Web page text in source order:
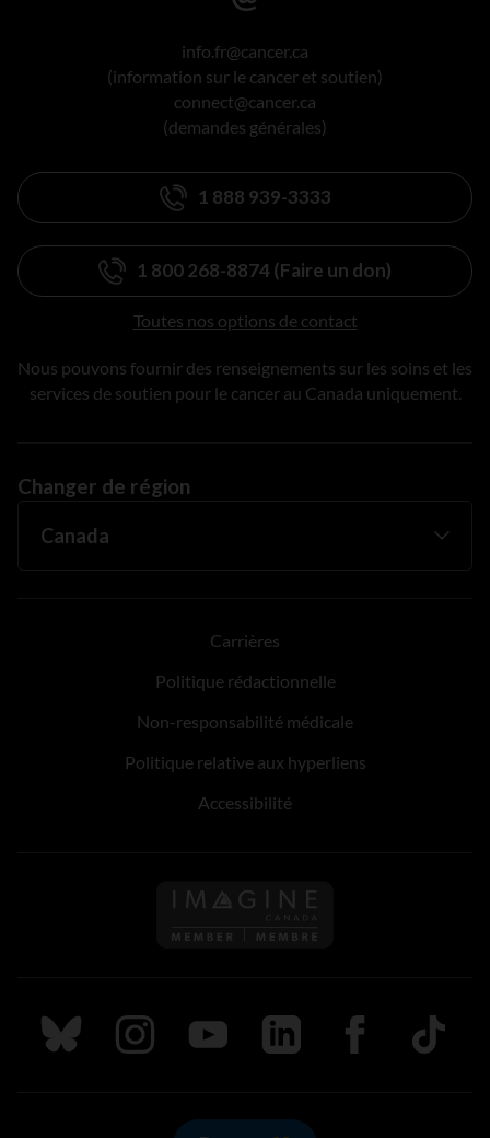
info.fr@cancer.ca
(information sur le cancer et soutien)
connect@cancer.ca
(demandes générales)
1 888 939-3333
1 800 268-8874 (Faire un don)
Toutes nos options de contact
Nous pouvons fournir des renseignements sur les soins et les
services de soutien pour le cancer au Canada uniquement.
Changer de région
Carrières
Politique rédactionnelle
Non-responsabilité médicale
Politique relative aux hyperliens
Accessibilité
Suivez nous sur Bluesky
Suivez nous sur Instagram
Suivez nous sur Youtube
Suivez nous sur LinkedIn
Suivez nous sur
TikTok